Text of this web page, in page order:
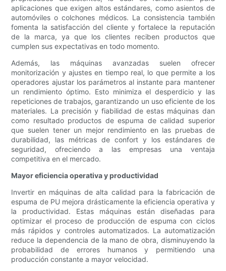
aplicaciones que exigen altos estándares, como asientos de
automóviles o colchones médicos. La consistencia también
fomenta la satisfacción del cliente y fortalece la reputación
de la marca, ya que los clientes reciben productos que
cumplen sus expectativas en todo momento.
Además, las máquinas avanzadas suelen ofrecer
monitorización y ajustes en tiempo real, lo que permite a los
operadores ajustar los parámetros al instante para mantener
un rendimiento óptimo. Esto minimiza el desperdicio y las
repeticiones de trabajos, garantizando un uso eficiente de los
materiales. La precisión y fiabilidad de estas máquinas dan
como resultado productos de espuma de calidad superior
que suelen tener un mejor rendimiento en las pruebas de
durabilidad, las métricas de confort y los estándares de
seguridad, ofreciendo a las empresas una ventaja
competitiva en el mercado.
Mayor eficiencia operativa y productividad
Invertir en máquinas de alta calidad para la fabricación de
espuma de PU mejora drásticamente la eficiencia operativa y
la productividad. Estas máquinas están diseñadas para
optimizar el proceso de producción de espuma con ciclos
más rápidos y controles automatizados. La automatización
reduce la dependencia de la mano de obra, disminuyendo la
probabilidad de errores humanos y permitiendo una
producción constante a mayor velocidad.